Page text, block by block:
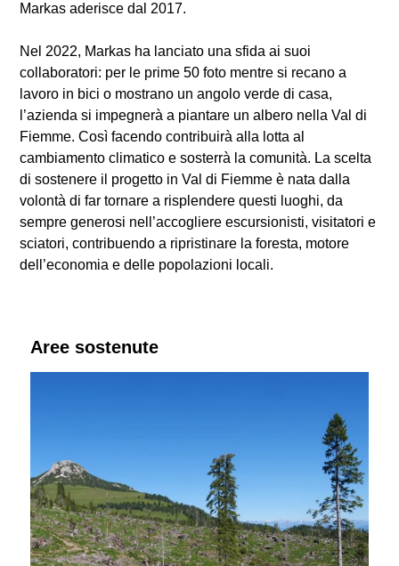
Markas aderisce dal 2017.
Nel 2022, Markas ha lanciato una sfida ai suoi
collaboratori: per le prime 50 foto mentre si recano a
lavoro in bici o mostrano un angolo verde di casa,
l’azienda si impegnerà a piantare un albero nella Val di
Fiemme. Così facendo contribuirà alla lotta al
cambiamento climatico e sosterrà la comunità. La scelta
di sostenere il progetto in Val di Fiemme è nata dalla
volontà di far tornare a risplendere questi luoghi, da
sempre generosi nell’accogliere escursionisti, visitatori e
sciatori, contribuendo a ripristinare la foresta, motore
dell’economia e delle popolazioni locali.
Aree sostenute